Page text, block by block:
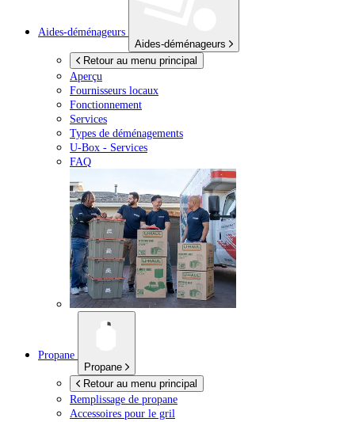
Aides-déménageurs
Aides-déménageurs
Retour au menu principal
Aperçu
Fournisseurs locaux
Fonctionnement
Services
Types de déménagements
U-Box - Services
FAQ
Propane
Propane
Retour au menu principal
Remplissage de propane
Accessoires pour le gril